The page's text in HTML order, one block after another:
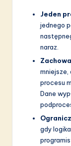
Jeden
jednego
naraz.
mniejsze,
procesu
Dane
gdy